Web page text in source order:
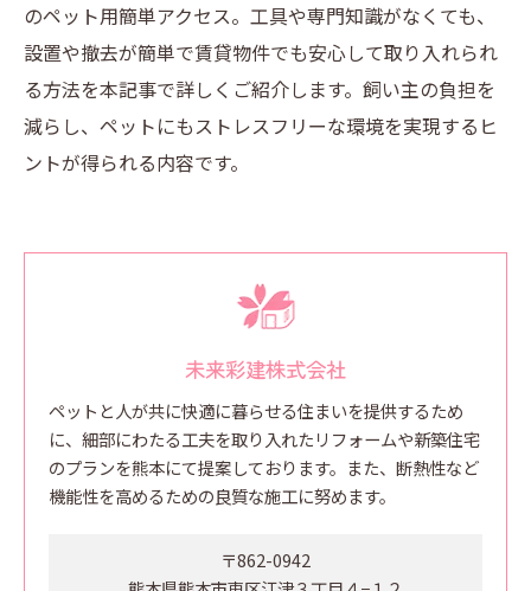
のペット用簡単アクセス。工具や専門知識がなくても、
設置や撤去が簡単で賃貸物件でも安心して取り入れられ
る方法を本記事で詳しくご紹介します。飼い主の負担を
減らし、ペットにもストレスフリーな環境を実現するヒ
ントが得られる内容です。
未来彩建株式会社
ペットと人が共に快適に暮らせる住まいを提供するため
に、細部にわたる工夫を取り入れたリフォームや新築住宅
のプランを熊本にて提案しております。また、断熱性など
機能性を高めるための良質な施工に努めます。
〒862-0942